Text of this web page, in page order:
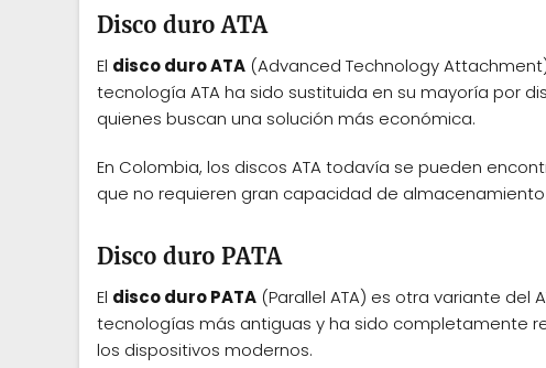
Disco duro ATA
El disco duro ATA (Advanced Technology
tecnología ATA ha sido sustituida en su mayoría por
quienes buscan una solución más económica.
En Colombia, los discos ATA todavía se pueden
que no requieren gran capacidad de
Disco duro PATA
El disco duro PATA (Parallel ATA) es otra variante del
tecnologías más antiguas y ha sido completamente
los dispositivos modernos.